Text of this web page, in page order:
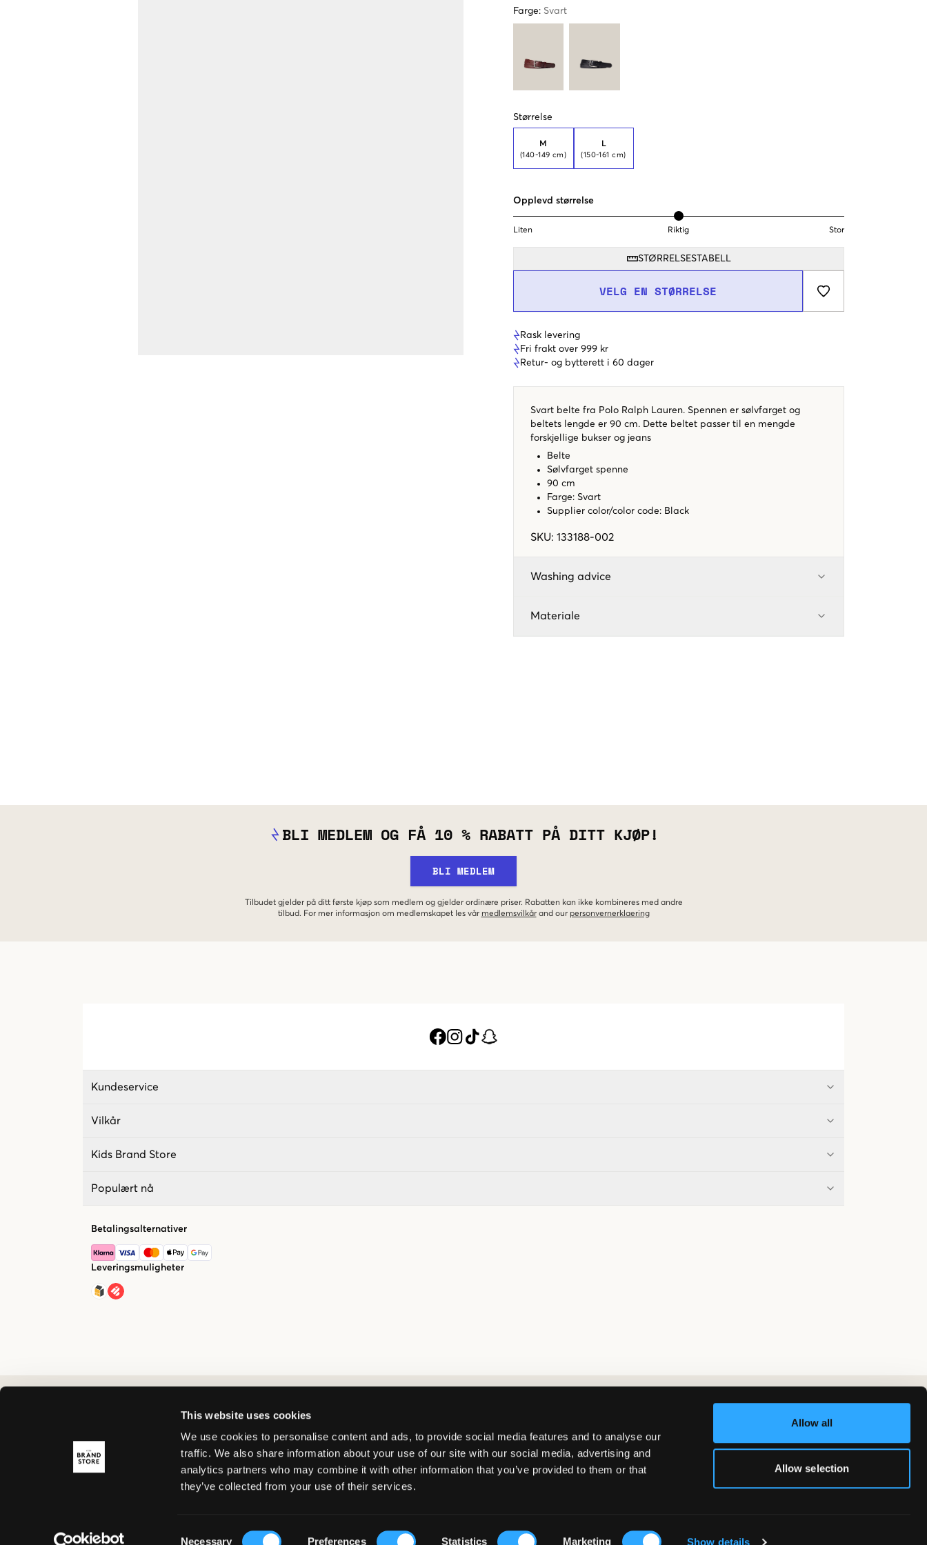
This website uses cookies
We use cookies to personalise content and ads, to provide social media features and to analyse our
traffic. We also share information about your use of our site with our social media, advertising and
analytics partners who may combine it with other information that you’ve provided to them or that
they’ve collected from your use of their services.
Necessary Preferences Statistics Marketing Show details
Allow all
Allow selection
Farge: Svart
Størrelse
M
(140-149 cm)
L
(150-161 cm)
Opplevd størrelse
Liten Riktig Stor
STØRRELSESTABELL
VELG EN STØRRELSE
Rask levering
Fri frakt over 999 kr
Retur- og bytterett i 60 dager
Svart belte fra Polo Ralph Lauren. Spennen er sølvfarget og
beltets lengde er 90 cm. Dette beltet passer til en mengde
forskjellige bukser og jeans
Belte
Sølvfarget spenne
90 cm
Farge: Svart
Supplier color/color code: Black
SKU: 133188-002
Washing advice
Materiale
BLI MEDLEM OG FÅ 10 % RABATT PÅ DITT KJØP!
BLI MEDLEM
Tilbudet gjelder på ditt første kjøp som medlem og gjelder ordinære priser. Rabatten kan ikke kombineres med andre
tilbud. For mer informasjon om medlemskapet les vår medlemsvilkår and our personvernerklaering
Kundeservice
Vilkår
Kids Brand Store
Populært nå
Betalingsalternativer
Leveringsmuligheter
© Copyright 2026 Kids Brand Store AB